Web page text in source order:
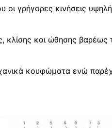
οι γρήγορες κινήσεις
κλίσης και ώθησης βαρέως
κουφώματα ενώ